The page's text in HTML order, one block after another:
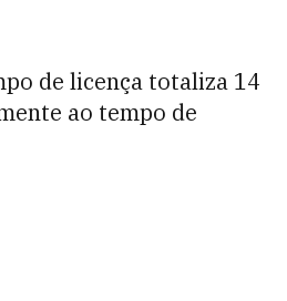
de licença totaliza 14
ao tempo de